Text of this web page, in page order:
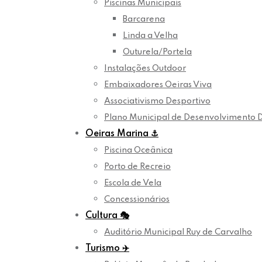
Piscinas Municipais
Barcarena
Linda a Velha
Outurela/Portela
Instalações Outdoor
Embaixadores Oeiras Viva
Associativismo Desportivo
Plano Municipal de Desenvolvimento
Oeiras Marina ⚓
Piscina Oceânica
Porto de Recreio
Escola de Vela
Concessionários
Cultura 🎭
Auditório Municipal Ruy de Carvalho
Turismo ✈️